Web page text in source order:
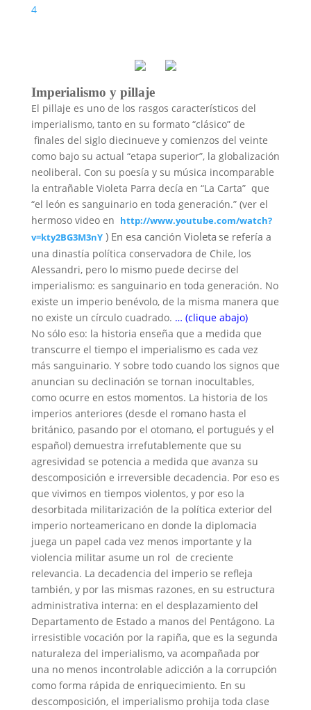
4
Imperialismo y pillaje
El pillaje es uno de los rasgos característicos del
imperialismo, tanto en su formato “clásico” de
finales del siglo diecinueve y comienzos del veinte
como bajo su actual “etapa superior”, la globalización
neoliberal. Con su poesía y su música incomparable
la entrañable Violeta Parra decía en “La Carta” que
“el león es sanguinario en toda generación.” (ver el
hermoso video en http://www.youtube.com/watch?
v=kty2BG3M3nY) En esa canción Violeta se refería a
una dinastía política conservadora de Chile, los
Alessandri, pero lo mismo puede decirse del
imperialismo: es sanguinario en toda generación. No
existe un imperio benévolo, de la misma manera que
no existe un círculo cuadrado. … (clique abajo)
No sólo eso: la historia enseña que a medida que
transcurre el tiempo el imperialismo es cada vez
más sanguinario. Y sobre todo cuando los signos que
anuncian su declinación se tornan inocultables,
como ocurre en estos momentos. La historia de los
imperios anteriores (desde el romano hasta el
británico, pasando por el otomano, el portugués y el
español) demuestra irrefutablemente que su
agresividad se potencia a medida que avanza su
descomposición e irreversible decadencia. Por eso es
que vivimos en tiempos violentos, y por eso la
desorbitada militarización de la política exterior del
imperio norteamericano en donde la diplomacia
juega un papel cada vez menos importante y la
violencia militar asume un rol de creciente
relevancia. La decadencia del imperio se refleja
también, y por las mismas razones, en su estructura
administrativa interna: en el desplazamiento del
Departamento de Estado a manos del Pentágono. La
irresistible vocación por la rapiña, que es la segunda
naturaleza del imperialismo, va acompañada por
una no menos incontrolable adicción a la corrupción
como forma rápida de enriquecimiento. En su
descomposición, el imperialismo prohija toda clase